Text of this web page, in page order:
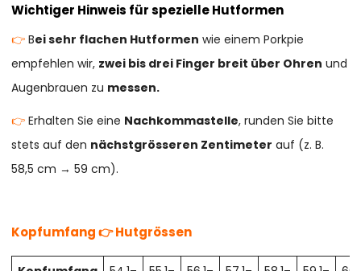
Wichtiger Hinweis für spezielle Hutformen
👉Bei sehr flachen Hutformen wie einem Porkpie
empfehlen wir, zwei bis drei Finger breit über Ohren und
Augenbrauen zu messen.
👉Erhalten Sie eine Nachkommastelle, runden Sie bitte
stets auf den nächstgrösseren Zentimeter auf (z. B.
58,5 cm → 59 cm).
Kopfumfang 👉 Hutgrössen